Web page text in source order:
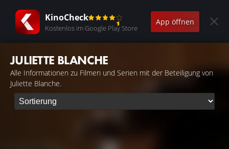
KinoCheck
Kostenlos im Google Play Store
App öffnen
JULIETTE BLANCHE
Alle Informationen zu Filmen und Serien mit der Beteiligung von
Juliette Blanche.